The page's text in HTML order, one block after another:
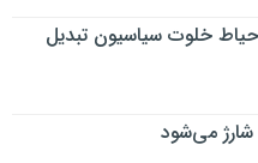
حیاط خلوت سیاسیون تبدیل
شارژ می‌شود